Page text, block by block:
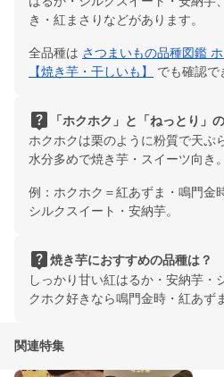
き・紅まさりなどがあります。
全品種は さつまいもの品種図鑑
【焼き芋・干しいも】
でも確認で
live_help
「ホクホク」と「ねっとり」
ホクホクは栗のように粉質で天ぷ
水分多めで焼き芋・スイーツ向き。
例：ホクホク＝紅あずま・鳴門金
シルクスイート・安納芋。
live_help焼き芋におすすめの品種は？
しっかり甘い紅はるか・安納芋・
クホク好きなら鳴門金時・紅あず
関連特集